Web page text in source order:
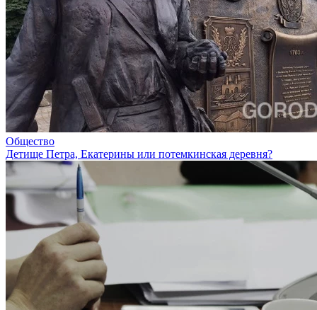
Общество
Детище Петра, Екатерины или потемкинская деревня?